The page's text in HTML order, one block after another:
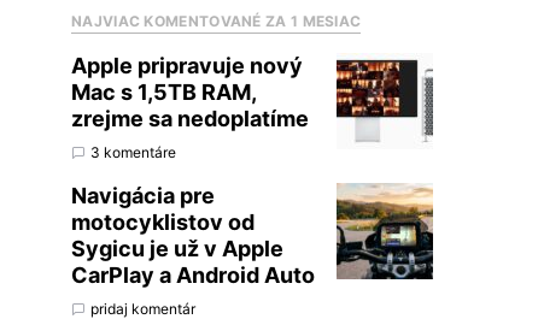
NAJVIAC KOMENTOVANÉ ZA 1 MESIAC
Apple pripravuje nový
Mac s 1,5TB RAM,
zrejme sa nedoplatíme
3 komentáre
Navigácia pre
motocyklistov od
Sygicu je už v Apple
CarPlay a Android Auto
pridaj komentár